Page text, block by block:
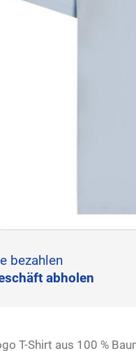
bezahlen
abholen
T-Shirt aus 100 %